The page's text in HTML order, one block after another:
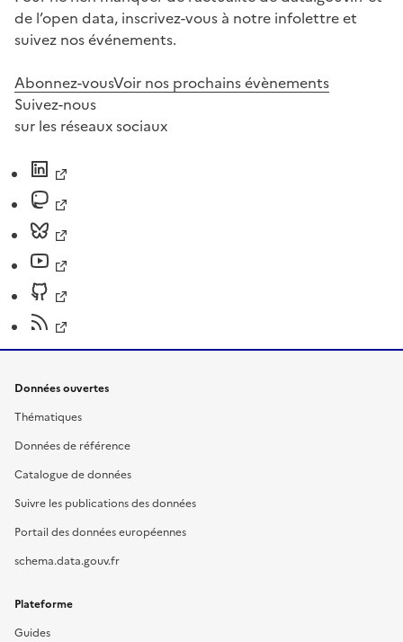
de l’open data, inscrivez-vous à notre infolettre et
suivez nos événements.
Abonnez-vousVoir nos prochains évènements
Suivez-nous
sur les réseaux sociaux
Données ouvertes
Thématiques
Données de référence
Catalogue de données
Suivre les publications des données
Portail des données européennes
schema.data.gouv.fr
Plateforme
Guides